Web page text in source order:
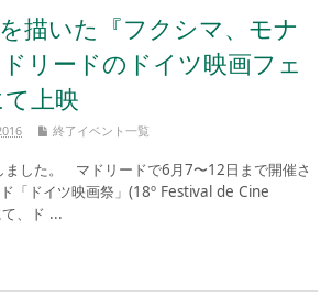
を描いた『フクシマ、モナ
リードのドイツ映画フェ
上映
終了イベント一覧
ました。 マドリードで6月7〜12日まで開催さ
「ドイツ映画祭」(18º Festival de Cine
、ド ...